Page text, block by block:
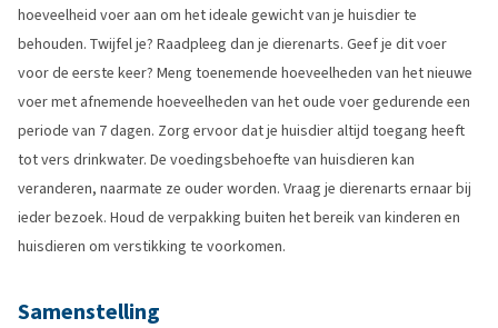
hoeveelheid voer aan om het ideale gewicht van je huisdier te
behouden. Twijfel je? Raadpleeg dan je dierenarts. Geef je dit voer
voor de eerste keer? Meng toenemende hoeveelheden van het nieuwe
voer met afnemende hoeveelheden van het oude voer gedurende een
periode van 7 dagen. Zorg ervoor dat je huisdier altijd toegang heeft
tot vers drinkwater. De voedingsbehoefte van huisdieren kan
veranderen, naarmate ze ouder worden. Vraag je dierenarts ernaar bij
ieder bezoek. Houd de verpakking buiten het bereik van kinderen en
huisdieren om verstikking te voorkomen.
Samenstelling